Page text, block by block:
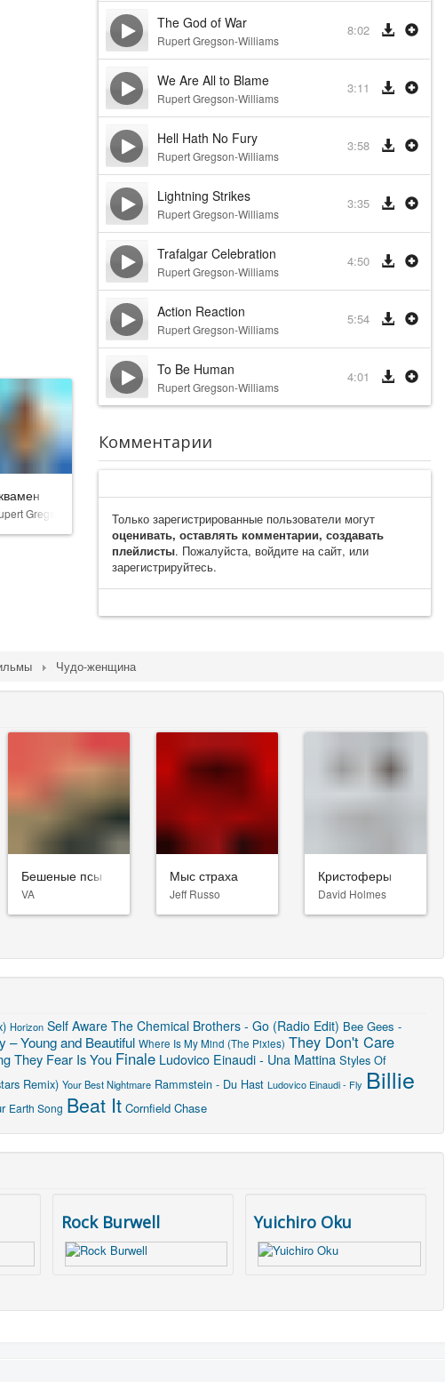
Gregson-Williams
The God of War
Rupert Gregson-Williams
8:02
We Are All to Blame
Rupert Gregson-Williams
3:11
Hell Hath No Fury
Rupert Gregson-Williams
3:58
Lightning Strikes
Rupert Gregson-Williams
3:35
Trafalgar Celebration
Rupert Gregson-Williams
4:50
Action Reaction
Rupert Gregson-Williams
5:54
To Be Human
Rupert Gregson-Williams
4:01
Комментарии
Только зарегистрированные пользователи могут
оценивать, оставлять комментарии, создавать
плейлисты. Пожалуйста, войдите на сайт, или
зарегистрируйтесь.
Чудо-женщина
Бешеные псы
VA
Мыс страха
Jeff Russo
Кристоферы
David Holmes
Horizon Self Aware The Chemical Brothers - Go (Radio Edit) Bee Gees -
– Young and Beautiful Where Is My Mind (The Pixies) They Don't Care
They Fear Is You Finale Ludovico Einaudi - Una Mattina Styles Of
Remix) Your Best Nightmare Rammstein - Du Hast Ludovico Einaudi - Fly Billie
Earth Song Beat It Cornfield Chase
Rock Burwell Yuichiro Oku